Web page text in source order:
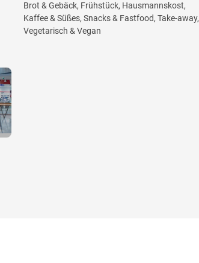
Brot & Gebäck, Frühstück, Hausmannskost,
Kaffee & Süßes, Snacks & Fastfood, Take-away,
Vegetarisch & Vegan